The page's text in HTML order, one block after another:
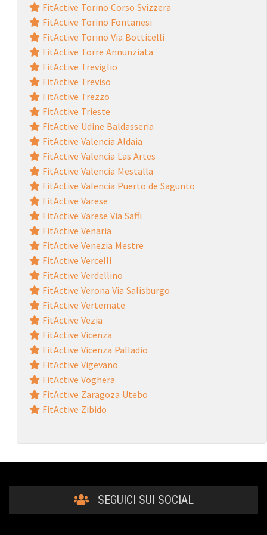
FitActive Torino Corso Svizzera
FitActive Torino Fontanesi
FitActive Torino Via Botticelli
FitActive Torre Annunziata
FitActive Treviglio
FitActive Treviso
FitActive Trezzo
FitActive Trieste
FitActive Udine Baldasseria
FitActive Valencia Aldaia
FitActive Valencia Las Artes
FitActive Valencia Mestalla
FitActive Valencia Puerto de Sagunto
FitActive Varese
FitActive Varese Via Saffi
FitActive Venaria
FitActive Venezia Mestre
FitActive Vercelli
FitActive Verdellino
FitActive Verona Via Salisburgo
FitActive Vertemate
FitActive Vezia
FitActive Vicenza
FitActive Vicenza Palladio
FitActive Vigevano
FitActive Voghera
FitActive Zaragoza Utebo
FitActive Zibido
SEGUICI SUI SOCIAL